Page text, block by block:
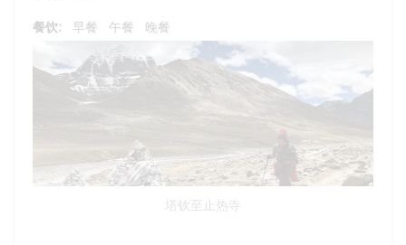
餐饮: 早餐 午餐 晚餐
塔钦至止热寺